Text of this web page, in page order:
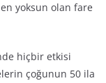
yoksun olan fare
hiçbir etkisi
çoğunun 50 ila